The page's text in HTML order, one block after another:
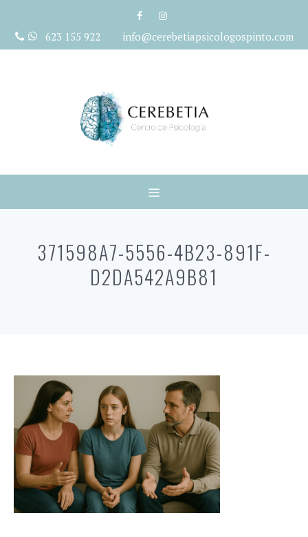
contenido
623 155 922 info@cerebetiapsicologospinto.com
371598A7-5556-4B23-891F-
D2DA542A9B81